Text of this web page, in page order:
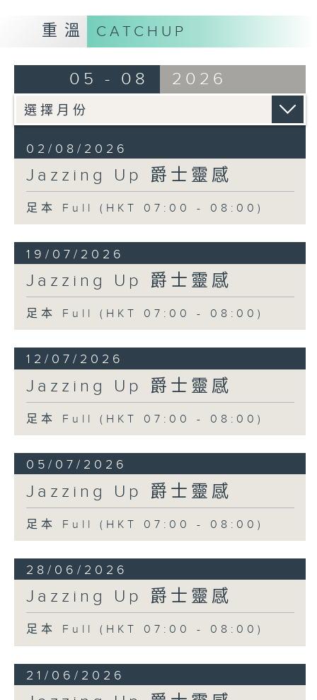
重溫 CATCHUP
05 - 08 2026
02/08/2026
Jazzing Up 爵士靈感
足本 Full (HKT 07:00 - 08:00)
19/07/2026
Jazzing Up 爵士靈感
足本 Full (HKT 07:00 - 08:00)
12/07/2026
Jazzing Up 爵士靈感
足本 Full (HKT 07:00 - 08:00)
05/07/2026
Jazzing Up 爵士靈感
足本 Full (HKT 07:00 - 08:00)
28/06/2026
Jazzing Up 爵士靈感
足本 Full (HKT 07:00 - 08:00)
21/06/2026